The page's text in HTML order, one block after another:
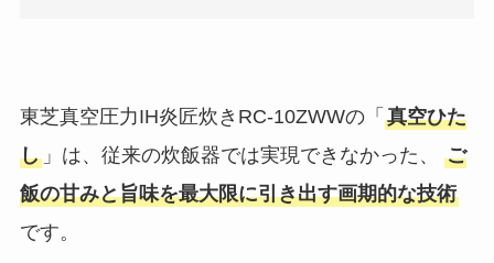
東芝真空圧力IH炎匠炊きRC-10ZWWの「 真空ひた
し」は、従来の炊飯器では実現できなかった、 ご
飯の甘みと旨味を最大限に引き出す画期的な技術
です。